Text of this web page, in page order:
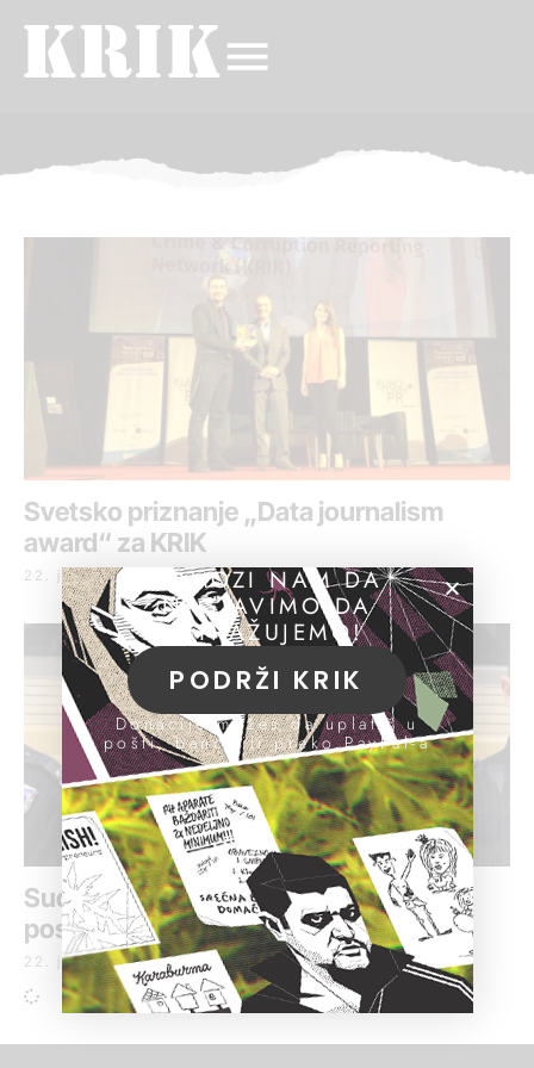
Svetsko priznanje „Data journalism
award“ za KRIK
22. jun 2017.
Suđenje Šariću: „Neko će da peva sto
posto“
22. jun 2017.
POMOZI NAM DA
NASTAVIMO DA
ISTRAŽUJEMO!
PODRŽI KRIK
Donacije možeš da uplatiš u
pošti, banci ili preko PayPal-a